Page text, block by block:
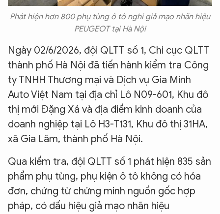
Phát hiện hơn 800 phụ tùng ô tô nghi giả mạo nhãn hiệu
PEUGEOT tại Hà Nội
Ngày 02/6/2026, đội QLTT số 1, Chi cục QLTT
thành phố Hà Nội đã tiến hành kiểm tra Công
ty TNHH Thương mại và Dịch vụ Gia Minh
Auto Việt Nam tại địa chỉ Lô N09-601, Khu đô
thị mới Đặng Xá và địa điểm kinh doanh của
doanh nghiệp tại Lô H3-T131, Khu đô thị 31HA,
xã Gia Lâm, thành phố Hà Nội.
Qua kiểm tra, đội QLTT số 1 phát hiện 835 sản
phẩm phụ tùng, phụ kiện ô tô không có hóa
đơn, chứng từ chứng minh nguồn gốc hợp
pháp, có dấu hiệu giả mạo nhãn hiệu